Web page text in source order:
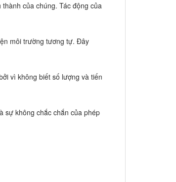
của chúng. Tác động của
môi trường tương tự. Đây
vì không biết số lượng và tiến
sự không chắc chắn của phép